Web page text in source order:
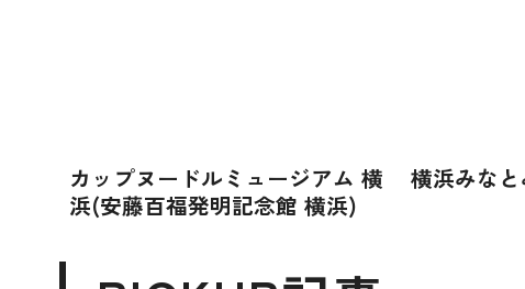
カップヌードルミュージアム 横
浜(安藤百福発明記念館 横浜)
横浜みな